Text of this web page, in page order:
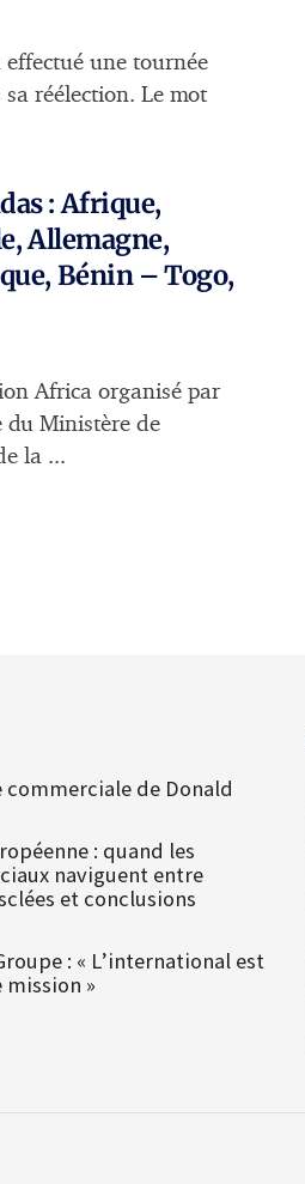
une tournée
réélection. Le mot
: Afrique,
Allemagne,
Bénin – Togo,
Africa organisé par
du Ministère de
la ...
de Donald
: quand les
naviguent entre
et conclusions
: « L’international est
»